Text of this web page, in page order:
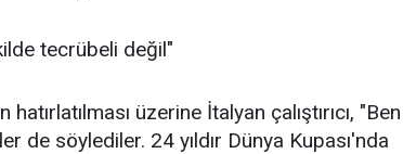
tecrübeli değil"
üzerine İtalyan çalıştırıcı, "Ben
de söylediler. 24 yıldır Dünya Kupası'nda